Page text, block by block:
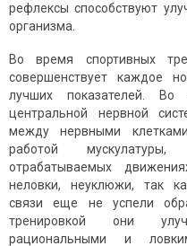
рефлексы способствуют
организма.
Во время спортивных
совершенствует каждое
лучших показателей.
центральной нервной
между нервными
работой
отрабатываемых
неловки, неуклюжи, так
связи еще не успели
тренировкой они
рациональными и